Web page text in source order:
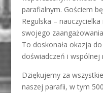
parafialnym. Gościem
Regulska –
swojego
To doskonała okazja
doświadczeń i wspólnej
Dziękujemy za
naszej parafii, w tym